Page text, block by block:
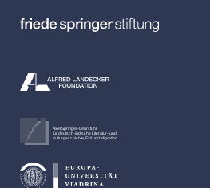
Axel Springer-Lehrstuhl
für deutsch-jüdische Literatur- und
Kulturgeschichte, Exil und Migration